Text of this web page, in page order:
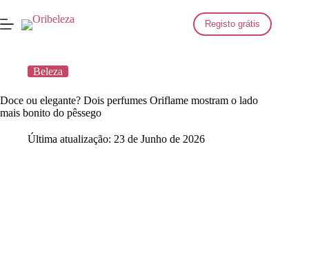
para
o
Registo grátis
Beleza
Doce ou elegante? Dois perfumes Oriflame mostram o lado
mais bonito do pêssego
Última atualização: 23 de Junho de 2026